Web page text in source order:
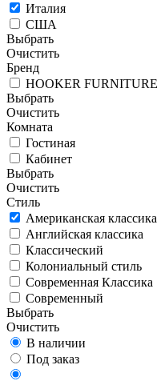
Италия
США
Выбрать
Очистить
Бренд
HOOKER FURNITURE
Выбрать
Очистить
Комната
Гостиная
Кабинет
Выбрать
Очистить
Стиль
Американская классика
Английская классика
Классический
Колониальный стиль
Современная Классика
Современный
Выбрать
Очистить
В наличии
Под заказ